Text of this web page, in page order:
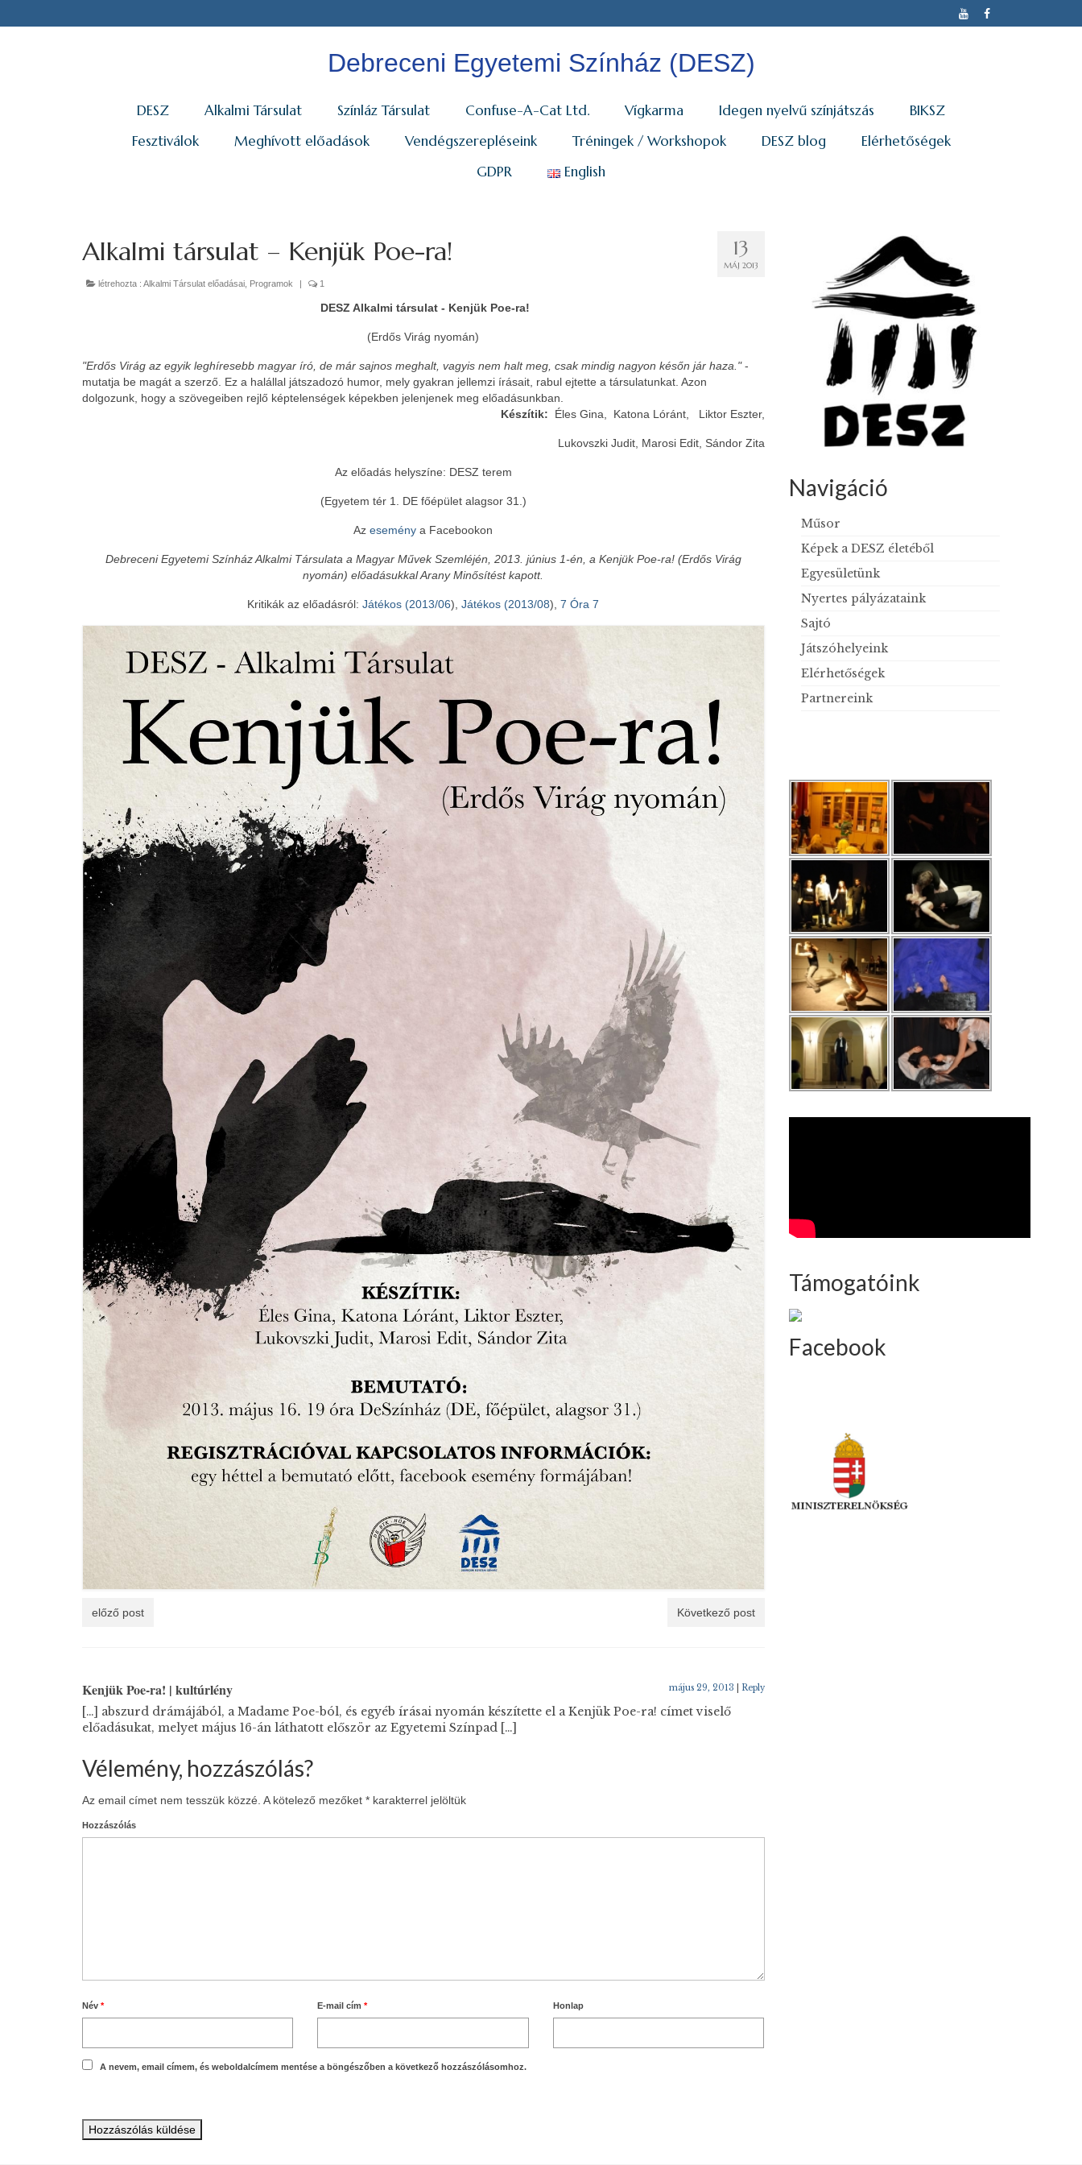
Debreceni Egyetemi Színház (DESZ)
DESZ Alkalmi Társulat Színláz Társulat Confuse-A-Cat Ltd. Vígkarma Idegen nyelvű színjátszás
BIKSZ
Fesztiválok
Meghívott előadások Vendégszerepléseink Tréningek / Workshopok DESZ blog
Elérhetőségek
GDPR
English
13
MÁJ 2013
Alkalmi társulat – Kenjük Poe-ra!
létrehozta : Alkalmi Társulat előadásai Programok 1
DESZ Alkalmi társulat - Kenjük Poe-ra!
(Erdős Virág nyomán)
"Erdős Virág az egyik leghíresebb magyar író, de már sajnos meghalt, vagyis nem halt meg, csak mindig nagyon későn jár haza."-
mutatja be magát a szerző. Ez a halállal játszadozó humor, mely gyakran jellemzi írásait, rabul ejtette a társulatunkat. Azon
dolgozunk, hogy a szövegeiben rejlő képtelenségek képekben jelenjenek meg előadásunkban.
Készítik: Éles Gina, Katona Lóránt, Liktor Eszter,
Lukovszki Judit, Marosi Edit, Sándor Zita
Az előadás helyszíne: DESZ terem
(Egyetem tér 1. DE főépület alagsor 31.)
Azesemény a Facebookon
Debreceni Egyetemi Színház Alkalmi Társulata a Magyar Művek Szemléjén, 2013. június 1-én, a Kenjük Poe-ra! (Erdős Virág
nyomán) előadásukkal Arany Minősítést kapott.
Kritikák az előadásról:Játékos (2013/06),Játékos (2013/08),7 Óra 7
előző post Következő post
Kenjük Poe-ra! | kultúrlény május 29, 2013 Reply
[…] abszurd drámájából, a Madame Poe-ból, és egyéb írásai nyomán készítette el a Kenjük Poe-ra! címet viselő
előadásukat, melyet május 16-án láthatott először az Egyetemi Színpad […]
Vélemény, hozzászólás?
Az email címet nem tesszük közzé. A kötelező mezőket * karakterrel jelöltük
Hozzászólás
Név * E-mail cím* Honlap
A nevem, email címem, és weboldalcímem mentése a böngészőben a következő hozzászólásomhoz.
Navigáció
Műsor
Képek a DESZ életéből
Egyesületünk
Nyertes pályázataink
Sajtó
Játszóhelyeink
Elérhetőségek
Partnereink
Támogatóink
Facebook